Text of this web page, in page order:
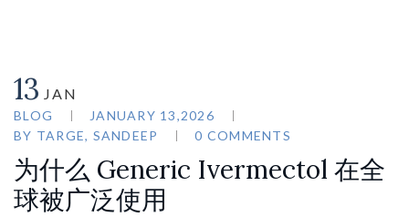
13 JAN
BLOG
JANUARY 13,2026
BY TARGE, SANDEEP 0 COMMENTS
为什么 Generic Ivermectol 在全
球被广泛使用